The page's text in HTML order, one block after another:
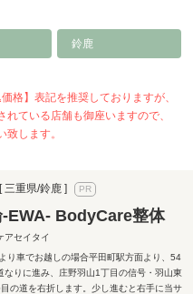
鈴鹿
格】表記を推奨しておりますが、
ている店舗も御座いますので、
します。
[ 三重県/鈴鹿 ]
EWA- BodyCare整体
アセイタイ
り車でお越しの場合平田町駅方面より、54
なりに進み、庄野羽山1丁目の信号・羽山東
の道を右折します。少し進むと右手に当サ